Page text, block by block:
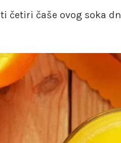
četiri čaše ovog soka